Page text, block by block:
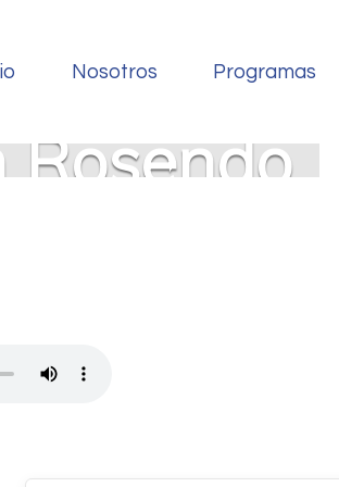
Nosotros Programas
Rosendo